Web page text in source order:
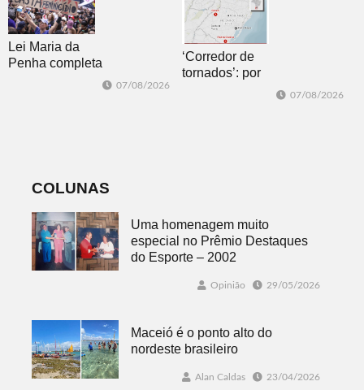
Lei Maria da
Penha completa
07/08/2026
‘Corredor de
tornados’: por
07/08/2026
COLUNAS
Uma homenagem muito
especial no Prêmio Destaques
do Esporte – 2002
Opinião 29/05/2026
Maceió é o ponto alto do
nordeste brasileiro
Alan Caldas 23/04/2026